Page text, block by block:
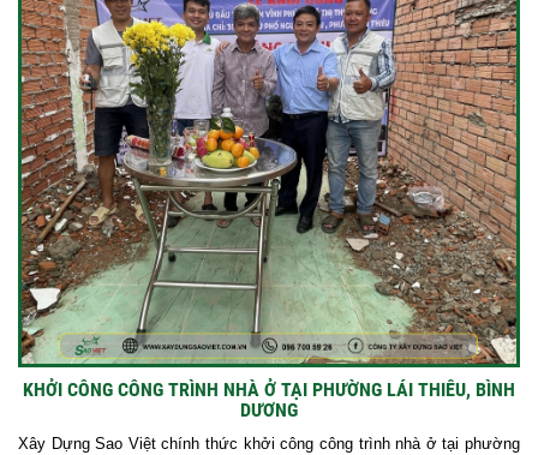
KHỞI CÔNG CÔNG TRÌNH NHÀ Ở TẠI PHƯỜNG LÁI THIÊU, BÌNH
DƯƠNG
Xây Dựng Sao Việt chính thức khởi công công trình nhà ở tại phường